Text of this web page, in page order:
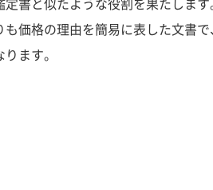
書と似たような役割を果たしま
価格の理由を簡易に表した文書
ます。